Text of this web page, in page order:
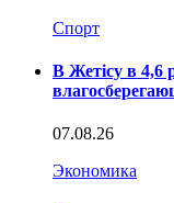
Спорт
В Жетісу в 4,6
07.08.26
Экономика